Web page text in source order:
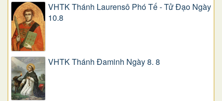
VHTK Thánh Laurensô Phó Tế - Tử Đạo Ngày
10.8
VHTK Thánh Đaminh Ngày 8. 8